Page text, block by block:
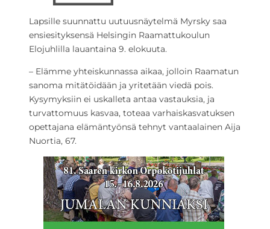
Lapsille suunnattu uutuusnäytelmä Myrsky saa
ensiesityksensä Helsingin Raamattukoulun
Elojuhlilla lauantaina 9. elokuuta.
– Elämme yhteiskunnassa aikaa, jolloin Raamatun
sanoma mitätöidään ja yritetään viedä pois.
Kysymyksiin ei uskalleta antaa vastauksia, ja
turvattomuus kasvaa, toteaa varhaiskasvatuksen
opettajana elämäntyönsä tehnyt vantaalainen Aija
Nuortia, 67.